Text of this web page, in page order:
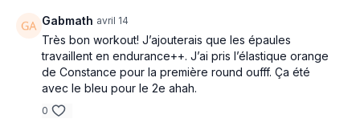
Gabmath avril 14
Très bon workout! J’ajouterais que les épaules
travaillent en endurance++. J’ai pris l’élastique orange
de Constance pour la première round oufff. Ça été
avec le bleu pour le 2e ahah.
0